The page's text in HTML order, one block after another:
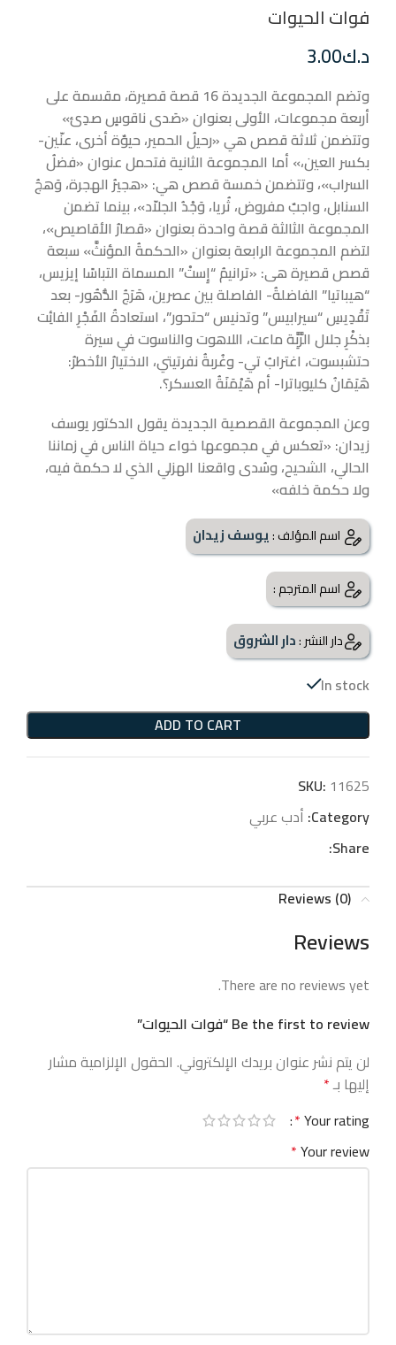
فوات الحيوات
د.ك3.00
وتضم المجموعة الجديدة 16 قصة قصيرة، مقسمة على
أربعة مجموعات، الأولى بعنوان «صَدى ناقوسٍ صدِئ»
وتتضمن ثلاثة قصص هي «رحيلُ الحمير، حيوٌة أخرى، عنّين-
بكسر العين،» أما المجموعة الثانية فتحمل عنوان «فضلُ
السراب»، وتتضمن خمسة قصص هي: «هجيرُ الهجرة، وَهجُ
السنابل، واجبٌ مفروض، ثُريا، وَجْدُ الجلاّد»، بينما تضمن
المجموعة الثالثة قصة واحدة بعنوان «قصارُ الأقاصيص»،
لتضم المجموعة الرابعة بعنوان «الحكمةُ المؤنثَّ» سبعة
قصص قصيرة هى: «ترانيمُ “إِستْ” المسماة التباسًا إيزيس،
“هيباتيا” الفاضلةُ- الفاصلة بين عصرين، هَرَجُ الدُّهُور- بعد
تَقْدِيسِ “سيرابيس” وتدنيس “حتحور”، استعادةُ الفَجْرِ الفائِت
بذكْرِ جلال الرَّبَِّة ماعت، اللاهوت والناسوت في سيرة
حتشبسوت، اغترابُ تي- وغُربةُ نفرتيتي، الاختيارُ الأخطرُ:
هَيَمَانُ كليوباترا- أم هَيْمَنَةُ العسكر؟.
وعن المجموعة القصصية الجديدة يقول الدكتور يوسف
زيدان: «تعكس في مجموعها خواء حياة الناس في زماننا
الحالي، الشحيح، وسُدى واقعنا الهزلي الذي لا حكمة فيه،
ولا حكمة خلفه»
اسم المؤلف :يوسف زيدان
اسم المترجم :
دار النشر :دار الشروق
In stock
ADD TO CART
SKU: 11625
Category: أدب عربي
Share:
Reviews (0)
Reviews
There are no reviews yet.
Be the first to review “فوات الحيوات”
لن يتم نشر عنوان بريدك الإلكتروني. الحقول الإلزامية مشار
إليها بـ*
Your rating
*
Your review
*